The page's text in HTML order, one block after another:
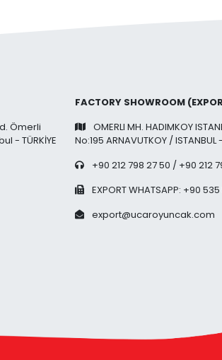
Ömerli
- TÜRKİYE
FACTORY SHOWROOM
OMERLI MH. HADIMKOY
No:195 ARNAVUTKOY / ISTANBUL
+90 212 798 27 50 / +90 212
EXPORT WHATSAPP: +90
export@ucaroyuncak.com